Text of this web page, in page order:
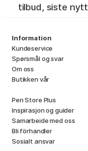
tilbud, siste
Information
Kundeservice
Spørsmål og svar
Om oss
Butikken vår
Pen Store Plus
Inspirasjon og guider
Samarbeide med oss
Bli förhandler
Sosialt ansvar